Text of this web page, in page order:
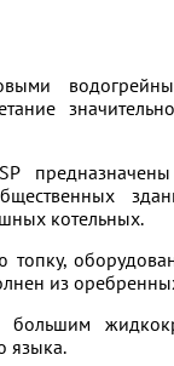
котельных.
из
языка.